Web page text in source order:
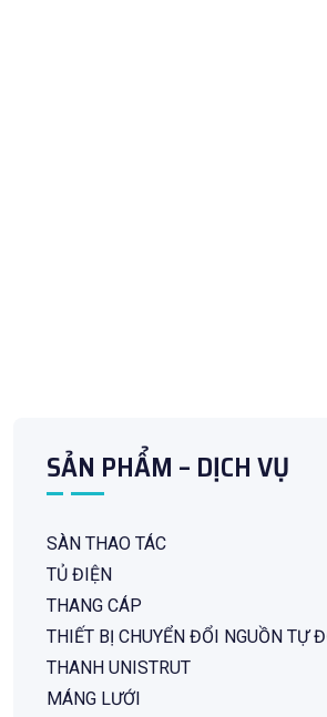
SẢN PHẨM – DỊCH VỤ
SÀN THAO TÁC
TỦ ĐIỆN
THANG CÁP
THIẾT BỊ CHUYỂN ĐỔI NGUỒN TỰ
THANH UNISTRUT
MÁNG LƯỚI